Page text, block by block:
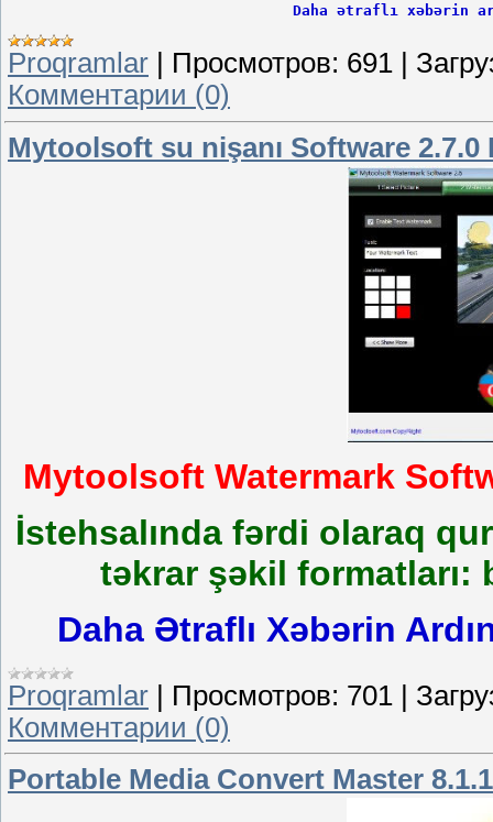
Daha ətraflı xəbərin
Proqramlar Просмотров: 691
Комментарии (0)
Mytoolsoft su nişanı Software 2.7.0
Mytoolsoft Watermark
İstehsalında fərdi olaraq
təkrar şəkil
Daha Ətraflı Xəbərin
Proqramlar | Просмотров: 701 |
Комментарии (0)
Portable Media Convert Master